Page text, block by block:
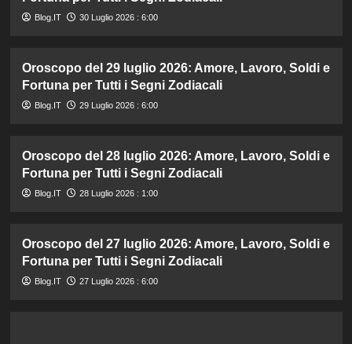
Blog.IT 30 Luglio 2026 : 6:00
Oroscopo del 29 luglio 2026: Amore, Lavoro, Soldi e
Fortuna per Tutti i Segni Zodiacali
Blog.IT 29 Luglio 2026 : 6:00
Oroscopo del 28 luglio 2026: Amore, Lavoro, Soldi e
Fortuna per Tutti i Segni Zodiacali
Blog.IT 28 Luglio 2026 : 1:00
Oroscopo del 27 luglio 2026: Amore, Lavoro, Soldi e
Fortuna per Tutti i Segni Zodiacali
Blog.IT 27 Luglio 2026 : 6:00